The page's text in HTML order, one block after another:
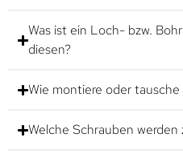
Was ist ein Loch- bzw.
diesen?
Wie montiere oder
Welche Schrauben